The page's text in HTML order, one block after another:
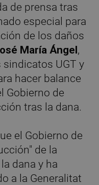
de prensa tras
especial para
de los daños
María Ángel,
UGT y
hacer balance
Gobierno de
tras la dana.
el Gobierno de
de la
dana y ha
a la Generalitat